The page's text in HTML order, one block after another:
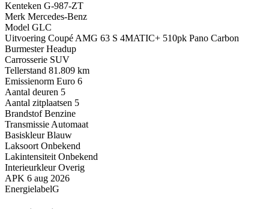
Kenteken G-987-ZT
Merk Mercedes-Benz
Model GLC
Uitvoering Coupé AMG 63 S 4MATIC+ 510pk Pano Carbon
Burmester Headup
Carrosserie SUV
Tellerstand 81.809 km
Emissienorm Euro 6
Aantal deuren 5
Aantal zitplaatsen 5
Brandstof Benzine
Transmissie Automaat
Basiskleur Blauw
Laksoort Onbekend
Lakintensiteit Onbekend
Interieurkleur Overig
APK 6 aug 2026
EnergielabelG